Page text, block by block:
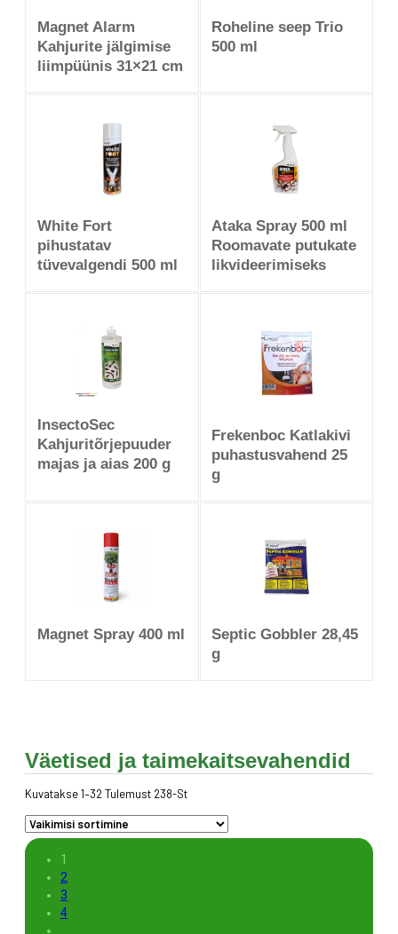
Magnet Alarm
Kahjurite jälgimise
liimpüünis 31×21 cm
Roheline seep Trio
500 ml
White Fort
pihustatav
tüvevalgendi 500 ml
Ataka Spray 500 ml
Roomavate putukate
likvideerimiseks
InsectoSec
Kahjuritõrjepuuder
majas ja aias 200 g
Frekenboc Katlakivi
puhastusvahend 25
g
Magnet Spray 400 ml
Septic Gobbler 28,45
g
Väetised ja taimekaitsevahendid
Kuvatakse 1–32 Tulemust 238-St
1
2
3
4